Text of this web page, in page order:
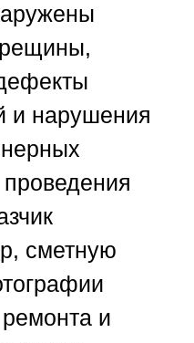
и нарушения
сметную
и